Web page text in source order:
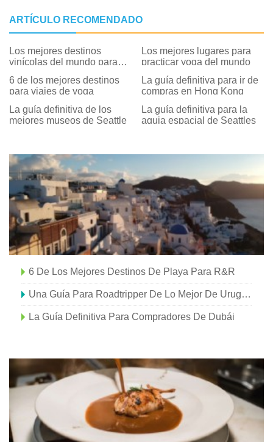
ARTÍCULO RECOMENDADO
Los mejores destinos
vinícolas del mundo para
Los mejores lugares para
practicar yoga del mundo
6 de los mejores destinos
para viajes de yoga
La guía definitiva para ir de
compras en Hong Kong
La guía definitiva de los
mejores museos de Seattle
La guía definitiva para la
aguja espacial de Seattles
6 De Los Mejores Destinos De Playa Para R&R
Una Guía Para Roadtripper De Lo Mejor De Uruguay
La Guía Definitiva Para Compradores De Dubái